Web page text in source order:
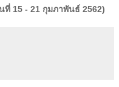
15 - 21 กุมภาพันธ์ 2562)